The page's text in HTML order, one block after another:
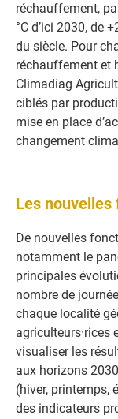
réchauffement,
°C d’ici 2030, de
du siècle. Pour
réchauffement et
Climadiag
ciblés par
mise en place
changement
Les
De nouvelles
notamment le
principales
nombre de
chaque localité
agriculteurs·rices
visualiser les
aux horizons
(hiver, printemps,
des indicateurs